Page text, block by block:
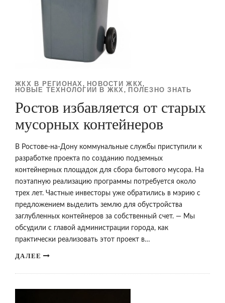
ЖКХ В РЕГИОНАХ, НОВОСТИ ЖКХ,
НОВЫЕ ТЕХНОЛОГИИ В ЖКХ, ПОЛЕЗНО ЗНАТЬ
Ростов избавляется от старых
мусорных контейнеров
В Ростове-на-Дону коммунальные службы приступили к
разработке проекта по созданию подземных
контейнерных площадок для сбора бытового мусора. На
поэтапную реализацию программы потребуется около
трех лет. Частные инвесторы уже обратились в мэрию с
предложением выделить землю для обустройства
заглубленных контейнеров за собственный счет. — Мы
обсудили с главой администрации города, как
практически реализовать этот проект в…
ДАЛЕЕ